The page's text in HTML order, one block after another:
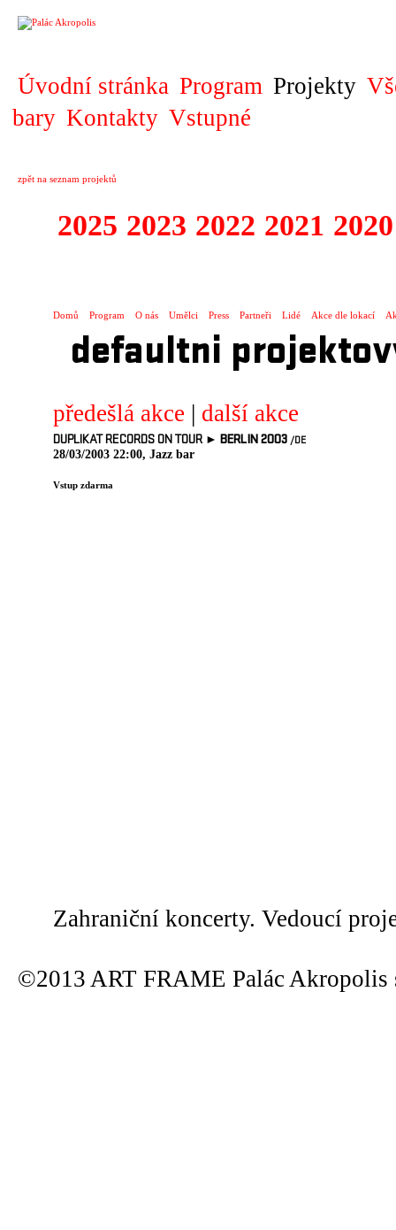
Úvodní stránka Program Projekty
bary Kontakty Vstupné
zpět na seznam projektů
2025 2023 2022 2021 2020
Domů Program O nás Umělci Press Partneři Lidé Akce dle lokací
defaultni
předešlá akce | další akce
DUPLIKAT RECORDS ON TOUR ► BERLIN 2003 /DE
28/03/2003 22:00, Jazz bar
Vstup zdarma
Zahraniční koncerty. Vedoucí
©2013 ART FRAME Palác Akropolis